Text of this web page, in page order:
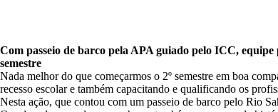
Com passeio de barco pela APA guiado pelo ICC,
semestre
Nada melhor do que começarmos o 2º semestre em boa
recesso escolar e também capacitando e qualificando os
Nesta ação, que contou com um passeio de barco pelo Rio